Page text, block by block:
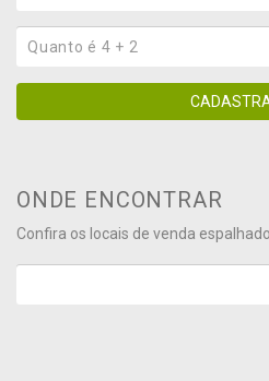
ONDE ENCONTRAR
Confira os locais de venda